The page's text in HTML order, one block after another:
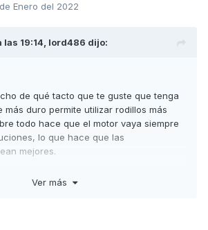
Enero del 2022
las 19:14, lord486 dijo:
de qué tacto que te guste que tenga
más duro permite utilizar rodillos más
todo hace que el motor vaya siempre
lo que hace que las
mejores.
Lo habitual es montar el blanco con
lleva siempre el motor a
Ver más